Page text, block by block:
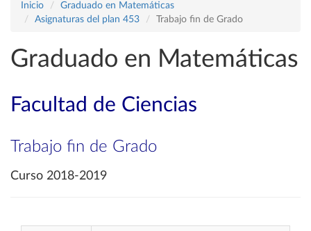
Inicio
Graduado en Matemáticas
Asignaturas del plan 453
Trabajo fin de Grado
Graduado en Matemáticas
Facultad de Ciencias
Trabajo fin de Grado
Curso 2018-2019